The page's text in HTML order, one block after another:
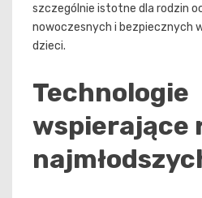
szczególnie istotne dla rodzin
nowoczesnych i bezpiecznych
dzieci.
Technologie
wspierające